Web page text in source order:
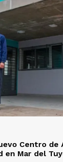
Centro de
en Mar del